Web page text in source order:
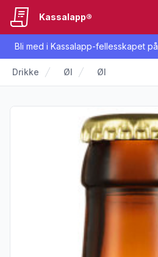
Bli med i Kassalapp-fellesskapet på
Kassalapp®
Drikke Øl Øl